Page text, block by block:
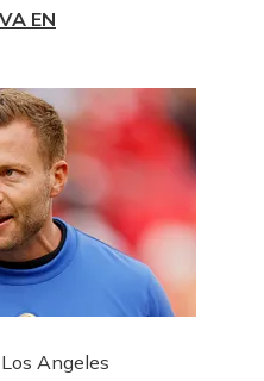
EN
Angeles